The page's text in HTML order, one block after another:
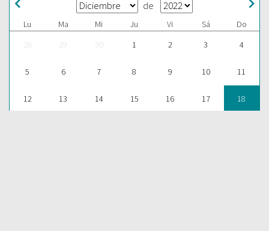
de
Lu Ma Mi Ju Vi Sá
Do
28
29 30 1 2 3 4
5 6 7 8 9 10 11
12 13 14 15 16 17 18